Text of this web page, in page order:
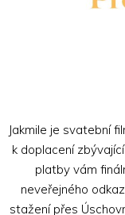
Jakmile je svatební
k doplacení
platby vám
neveřejného
stažení přes